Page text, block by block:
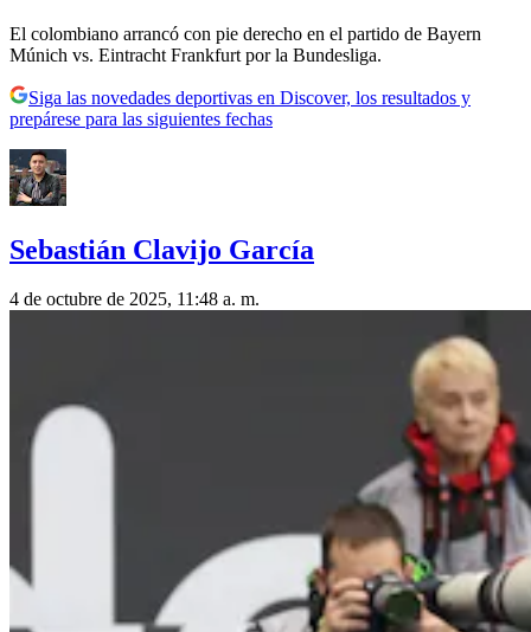
El colombiano arrancó con pie derecho en el partido de Bayern
Múnich vs. Eintracht Frankfurt por la Bundesliga.
Siga las novedades deportivas en Discover, los resultados y
prepárese para las siguientes fechas
Sebastián Clavijo García
4 de octubre de 2025, 11:48 a. m.